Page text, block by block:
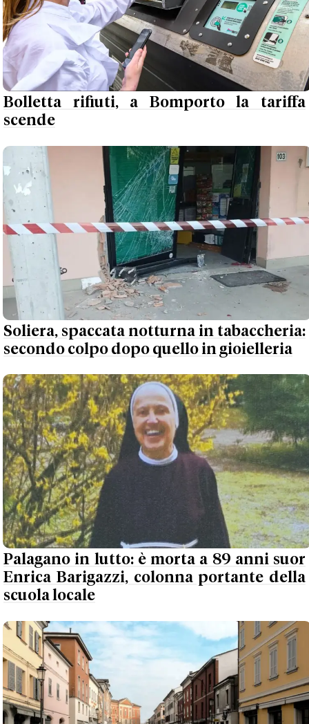
Bolletta rifiuti, a Bomporto la tariffa
scende
Soliera, spaccata notturna in tabaccheria:
secondo colpo dopo quello in gioielleria
Palagano in lutto: è morta a 89 anni suor
Enrica Barigazzi, colonna portante della
scuola locale